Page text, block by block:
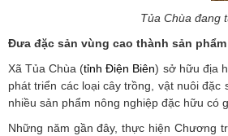
Tủa Chùa đang
Đưa đặc sản vùng cao thành sản
Xã Tủa Chùa (tỉnh Điện Biên) sở hữu địa
phát triển các loại cây trồng, vật nuôi
nhiều sản phẩm nông nghiệp đặc hữu có
Những năm gần đây, thực hiện Chương